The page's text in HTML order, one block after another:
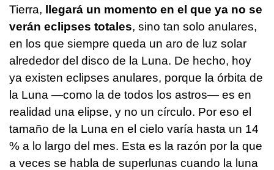
Tierra,
llegará un momento en el que ya no se
verán eclipses totales, sino tan solo anulares,
en los que siempre queda un aro de luz solar
alrededor del disco de la Luna. De hecho, hoy
ya existen eclipses anulares, porque la órbita de
la Luna —como la de todos los astros— es en
realidad una elipse, y no un círculo. Por eso el
tamaño de la Luna en el cielo varía hasta un 14
% a lo largo del mes. Esta es la razón por la que
a veces se habla de superlunas cuando la luna